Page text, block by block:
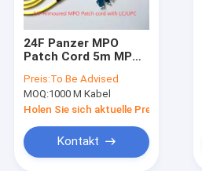
24F Panzer MPO
Patch Cord 5m MPO
optisches Kabel
Preis:To Be Advised
MOQ:1000 M Kabel
Holen Sie sich aktuelle Preis
Kontakt